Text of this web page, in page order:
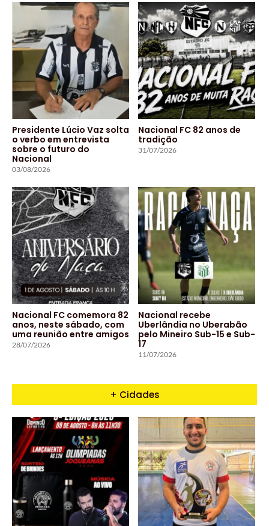
Presidente Lúcio Vaz solta
o verbo em entrevista
sobre o futuro do
Nacional
03/08/2026
Nacional FC 82 anos de
tradição
31/07/2026
Nacional FC comemora 82
anos, neste sábado, com
uma reunião entre amigos
28/07/2026
Nacional recebe
Uberlândia no Uberabão
pelo Mineiro Sub-15 e Sub-
17
11/07/2026
+ Cidades